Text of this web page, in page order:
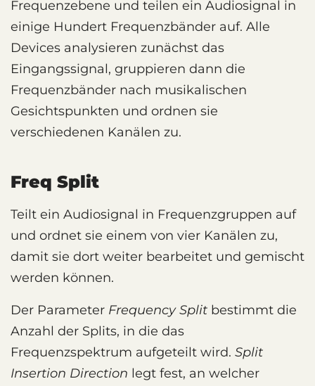
Frequenzebene und teilen ein Audiosignal in
einige Hundert Frequenzbänder auf. Alle
Devices analysieren zunächst das
Eingangssignal, gruppieren dann die
Frequenzbänder nach musikalischen
Gesichtspunkten und ordnen sie
verschiedenen Kanälen zu.
Freq Split
Teilt ein Audiosignal in Frequenzgruppen auf
und ordnet sie einem von vier Kanälen zu,
damit sie dort weiter bearbeitet und gemischt
werden können.
Der Parameter Frequency Split bestimmt die
Anzahl der Splits, in die das
Frequenzspektrum aufgeteilt wird. Split
Insertion Direction legt fest, an welcher